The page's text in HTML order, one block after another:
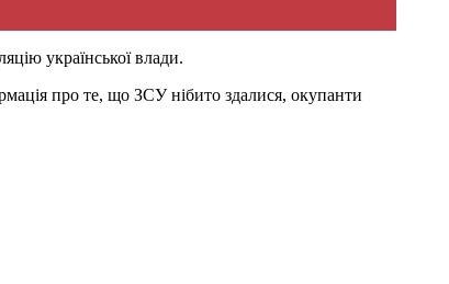
української влади.
про те, що ЗСУ нібито здалися, окупанти